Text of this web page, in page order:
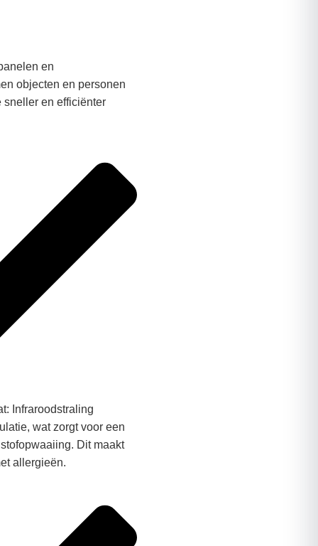
en
objecten en personen
sneller en efficiënter
Infraroodstraling
wat zorgt voor een
Dit maakt
allergieën.